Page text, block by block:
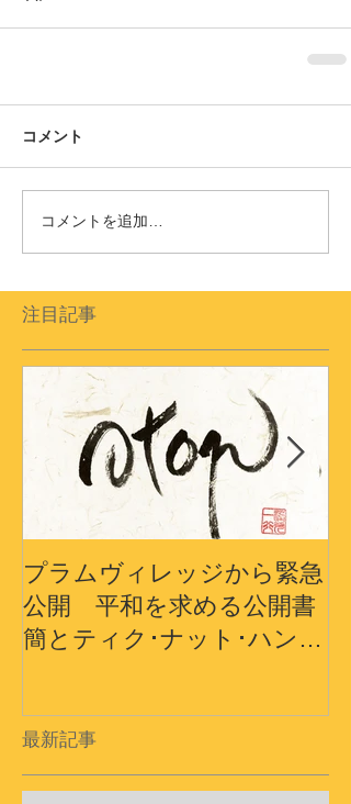
コメント
コメントを追加…
注目記事
プラムヴィレッジから緊急
公開 平和を求める公開書
簡とティク･ナット･ハン師
最新記事